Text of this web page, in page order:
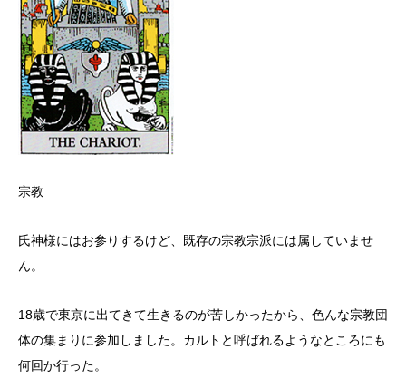
宗教
氏神様にはお参りするけど、既存の宗教宗派には属していませ
ん。
18歳で東京に出てきて生きるのが苦しかったから、色んな宗教団
体の集まりに参加しました。カルトと呼ばれるようなところにも
何回か行った。